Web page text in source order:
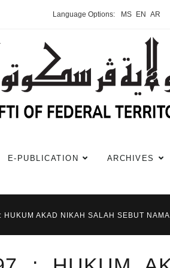
Language Options: MS EN AR
E-PUBLICATION ARCHIVES
AKAD NIKAH SALAH SEBUT